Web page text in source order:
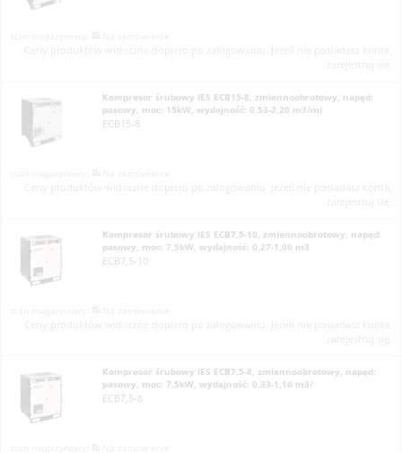
Ceny produktów widoczne dopiero po zalogowaniu. Jeżeli nie posiadasz konta,
zarejestruj się.
Kompresor śrubowy IES ECB15-8, zmiennoobrotowy, napęd:
pasowy, moc: 15kW, wydajność: 0,53-2,20 m3/mi
ECB15-8
Ceny produktów widoczne dopiero po zalogowaniu. Jeżeli nie posiadasz konta,
zarejestruj się.
Kompresor śrubowy IES ECB7,5-10, zmiennoobrotowy, napęd:
pasowy, moc: 7,5kW, wydajność: 0,27-1,00 m3
ECB7,5-10
Ceny produktów widoczne dopiero po zalogowaniu. Jeżeli nie posiadasz konta,
zarejestruj się.
Kompresor śrubowy IES ECB7,5-8, zmiennoobrotowy, napęd:
pasowy, moc: 7,5kW, wydajność: 0,33-1,16 m3/
ECB7,5-8